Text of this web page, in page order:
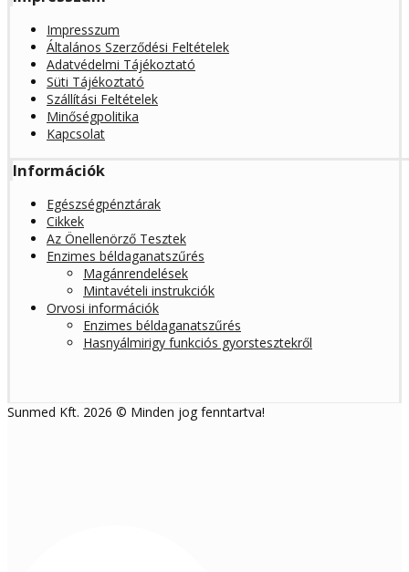
Impresszum
Általános Szerződési Feltételek
Adatvédelmi Tájékoztató
Süti Tájékoztató
Szállítási Feltételek
Minőségpolitika
Kapcsolat
Információk
Egészségpénztárak
Cikkek
Az Önellenörző Tesztek
Enzimes béldaganatszűrés
Magánrendelések
Mintavételi instrukciók
Orvosi információk
Enzimes béldaganatszűrés
Hasnyálmirigy funkciós gyorstesztekről
Sunmed Kft. 2026 © Minden jog fenntartva!